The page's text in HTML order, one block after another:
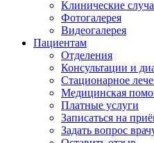
Клинические
Фотогалерея
Видеогалерея
Пациентам
Отделения
Консультации и
Стационарное
Медицинская
Платные услуги
Записаться на
Задать вопрос